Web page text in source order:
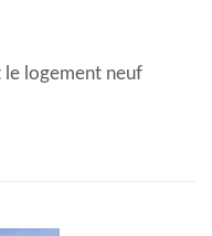
le logement neuf